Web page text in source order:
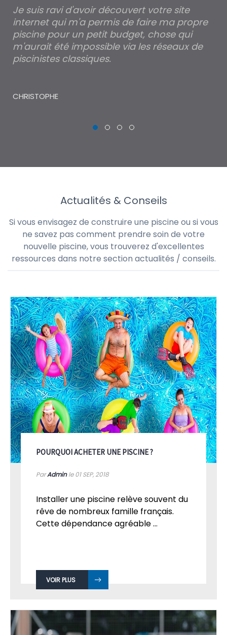
Je suis ravi d'avoir découvert votre site
internet qui m'a permis de faire ma propre
piscine pour un petit budget, chose qui
m'aurait été impossible via les réseaux de
piscinistes classiques.
CHRISTOPHE
Actualités & Conseils
Si vous envisagez de construire une piscine ou si vous
ne savez pas comment prendre soin de votre
nouvelle piscine, vous trouverez d'excellentes
ressources dans notre section actualités / conseils.
POURQUOI ACHETER UNE PISCINE ?
ParAdminle 01SEP, 2018
Installer une piscine relève souvent du
rêve de nombreux famille français.
Cette dépendance agréable ...
VOIR PLUS